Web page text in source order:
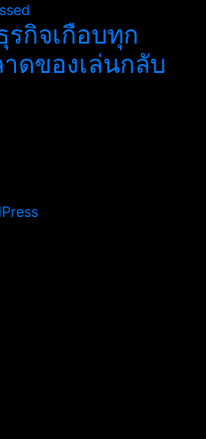
กิจเกือบทุก
ดของเล่นกลับ